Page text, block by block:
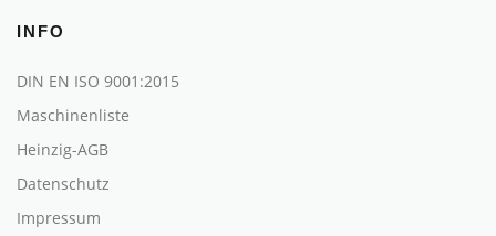
INFO
DIN EN ISO 9001:2015
Maschinenliste
Heinzig-AGB
Datenschutz
Impressum